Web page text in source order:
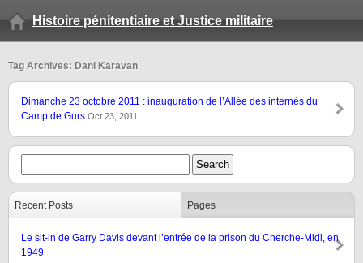
Histoire pénitentiaire et Justice militaire
Tag Archives: Dani Karavan
Dimanche 23 octobre 2011 : inauguration de l’Allée des internés du
Camp de Gurs Oct 23, 2011
Recent Posts Pages
Le sit-in de Garry Davis devant l’entrée de la prison du Cherche-Midi, en
1949